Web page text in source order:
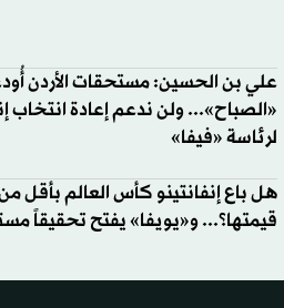
علي بن الحسين: مستحقات الأردن
«الصباح»... ولن ندعم إعادة انتخاب
لرئاسة «فيفا»
هل باع إنفانتينو كأس العالم بأقل
قيمتها؟... و«يويفا» يفتح تحقيقاً